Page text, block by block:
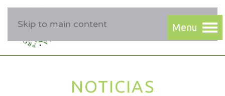
Skip to main content
NOTICIAS